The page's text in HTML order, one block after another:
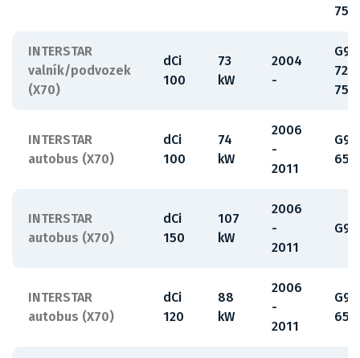
754
INTERSTAR
valník/podvozek
(X70)
dCi
100
73
kW
2004
-
G9U
754
INTERSTAR
autobus (X70)
dCi
100
74
kW
2006
-
2011
G9U
650
INTERSTAR
autobus (X70)
dCi
150
107
kW
2006
-
2011
INTERSTAR
autobus (X70)
dCi
120
88
kW
2006
-
2011
G9U
650